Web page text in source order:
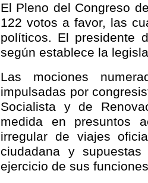
El Pleno del Congreso
122 votos a favor, las
políticos. El presidente
según establece la
Las mociones
impulsadas por
Socialista y de
medida en presuntos
irregular de viajes
ciudadana y
ejercicio de sus